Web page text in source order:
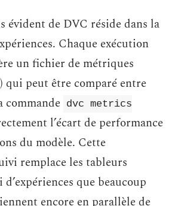
évident de DVC réside dans la
Chaque exécution
un fichier de métriques
) qui peut être comparé entre
commande dvc metrics
l’écart de performance
du modèle. Cette
remplace les tableurs
que beaucoup
encore en parallèle de